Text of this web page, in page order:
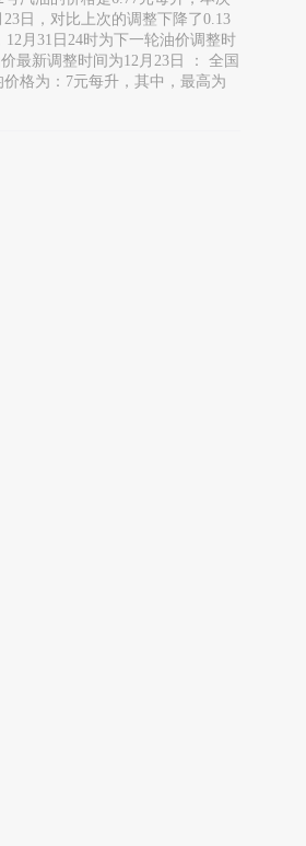
日，对比上次的调整下降了0.13
12月31日24时为下一轮油价调整时
最新调整时间为12月23日 ： 全国
格为：7元每升，其中，最高为